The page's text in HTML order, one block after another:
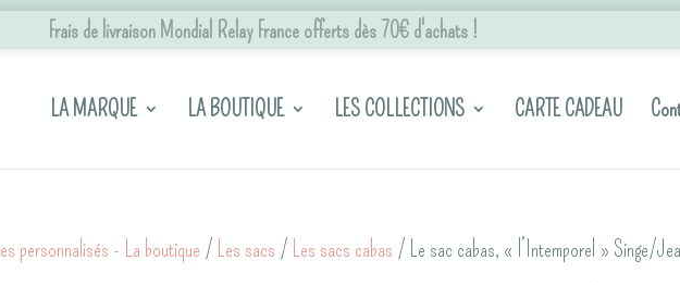
Frais de livraison Mondial Relay France offerts dès 70€ d'achats !
LA MARQUE LA BOUTIQUE LES COLLECTIONS CARTE CADEAU
personnalisés - La boutique / Les sacs / Les sacs cabas / Le sac cabas, « l’Intemporel » Singe/